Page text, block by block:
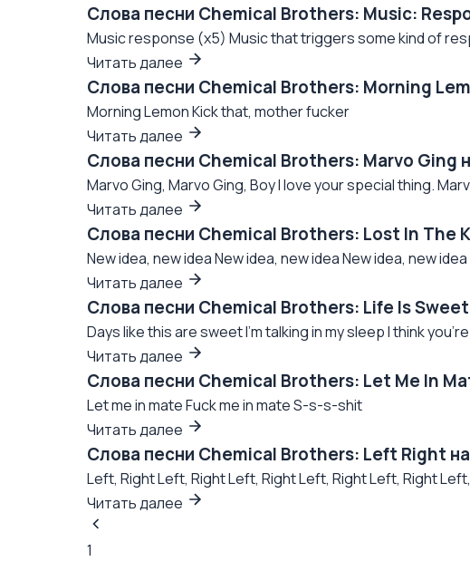
Слова песни Chemical Brothers: Music:
Music response (x5) Music that triggers some kind of
Читать далее
Слова песни Chemical Brothers: Morning
Morning Lemon Kick that, mother fucker
Читать далее
Слова песни Chemical Brothers: Marvo Ging
Marvo Ging, Marvo Ging, Boy I love your special thing.
Читать далее
Слова песни Chemical Brothers: Lost In The
New idea, new idea New idea, new idea New idea, new
Читать далее
Слова песни Chemical Brothers: Life Is
Days like this are sweet I'm talking in my sleep I think
Читать далее
Слова песни Chemical Brothers: Let Me In
Let me in mate Fuck me in mate S-s-s-shit
Читать далее
Слова песни Chemical Brothers: Left Right
Left, Right Left, Right Left, Right Left, Right Left, Right
Читать далее
1